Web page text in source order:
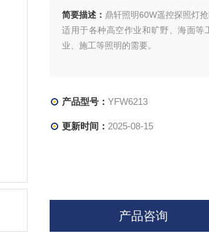
简要描述： 鼎轩照明60W遥控探照灯
适用于各种高空作业和旷野、海面
业、施工等照明的需要。
产品型号： YFW6213
更新时间： 2025-08-15
产品咨询